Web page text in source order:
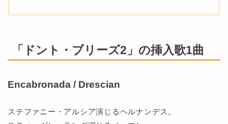
「ドント・ブリーズ2」の挿入歌1曲
Encabronada / Drescian
ステファニー・アルシア演じるヘルナンデス。